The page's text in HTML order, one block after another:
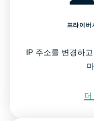
프라이버
IP 주소를 변경하